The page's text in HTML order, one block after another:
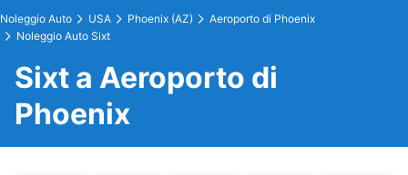
Noleggio Auto USA Phoenix (AZ)
Aeroporto di Phoenix
Noleggio Auto Sixt
Sixt a Aeroporto di
Phoenix